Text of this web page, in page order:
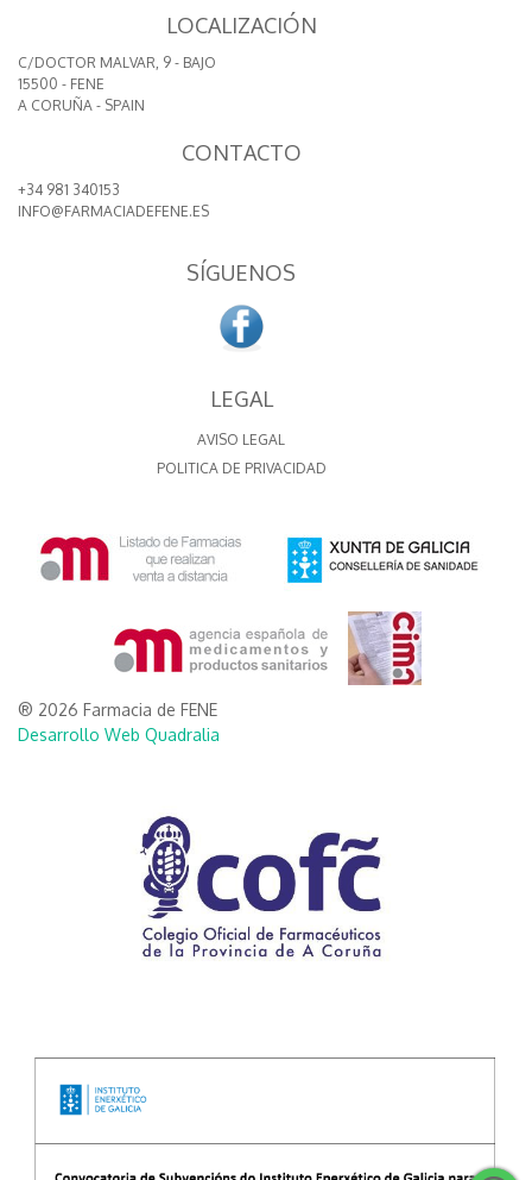
LOCALIZACIÓN
C/DOCTOR MALVAR, 9 - BAJO
15500 - FENE
A CORUÑA - SPAIN
CONTACTO
+34 981 340153
INFO@FARMACIADEFENE.ES
SÍGUENOS
LEGAL
AVISO LEGAL
POLITICA DE PRIVACIDAD
® 2026 Farmacia de FENE
Desarrollo Web Quadralia